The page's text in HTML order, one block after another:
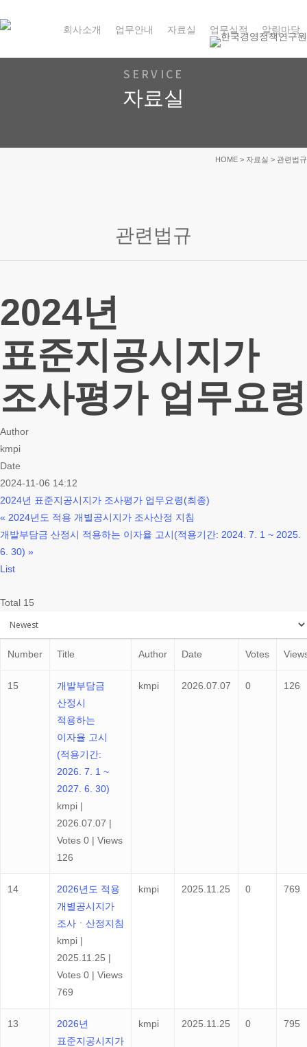
to
content
회사소개 업무안내 자료실 업무실적 알림마당
SERVICE
자료실
HOME > 자료실 > 관련법규
관련법규
2024년
표준지공시지가
조사평가 업무요령
Author
kmpi
Date
2024-11-06 14:12
2024년 표준지공시지가 조사평가 업무요령(최종)
« 2024년도 적용 개별공시지가 조사산정 지침
개발부담금 산정시 적용하는 이자율 고시(적용기간: 2024. 7. 1 ~ 2025.
6. 30) »
List
Total 15
Number Title Author Date Votes
15
개발부담금
산정시
적용하는
이자율 고시
(적용기간:
2026. 7. 1 ~
2027. 6. 30)
kmpi |
2026.07.07 |
Votes 0 | Views
126
kmpi 2026.07.07 0 126
14
2026년도 적용
개별공시지가
조사ㆍ산정지침
kmpi |
2025.11.25 |
Votes 0 | Views
769
kmpi 2025.11.25 0 769
13
2026년
표준지공시지가
kmpi 2025.11.25 0 795